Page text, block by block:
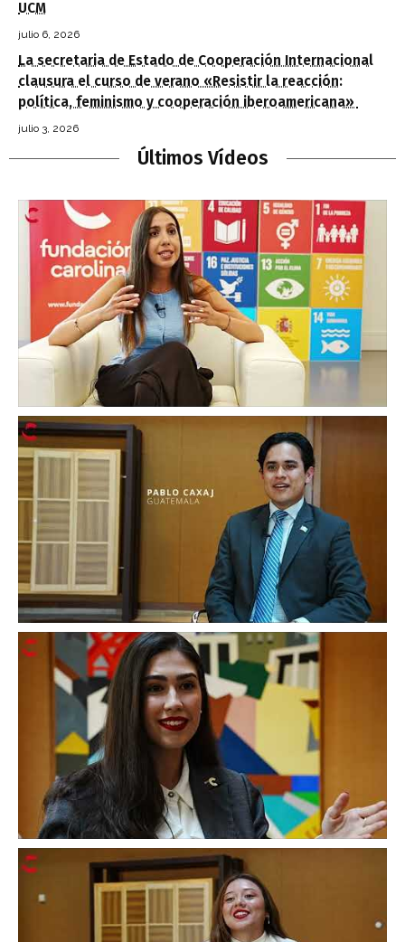
UCM
julio 6, 2026
La secretaria de Estado de Cooperación Internacional
clausura el curso de verano «Resistir la reacción:
política, feminismo y cooperación iberoamericana»
julio 3, 2026
Últimos Vídeos